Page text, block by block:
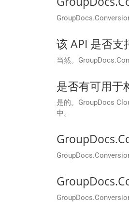
该 API 是否支
当然。
是否有可用于
是的。GroupDocs
中。